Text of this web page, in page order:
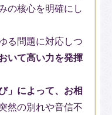
の核心を明確にし
る問題に対応しつ
いて高い力を発揮
」によって、お相
然の別れや音信不